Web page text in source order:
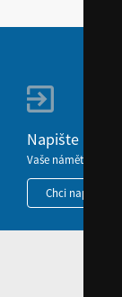
Napište nám
Vaše náměty,
Chci napsat